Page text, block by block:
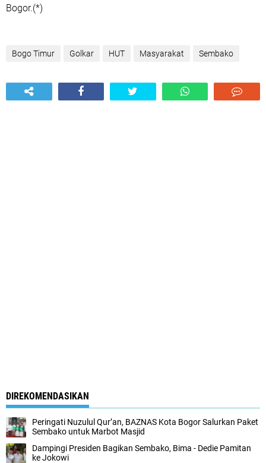
Bogor.(*)
Bogo Timur Golkar HUT Masyarakat Sembako
DIREKOMENDASIKAN
Peringati Nuzulul Qur’an, BAZNAS Kota Bogor Salurkan Paket
Sembako untuk Marbot Masjid
Dampingi Presiden Bagikan Sembako, Bima - Dedie Pamitan
ke Jokowi